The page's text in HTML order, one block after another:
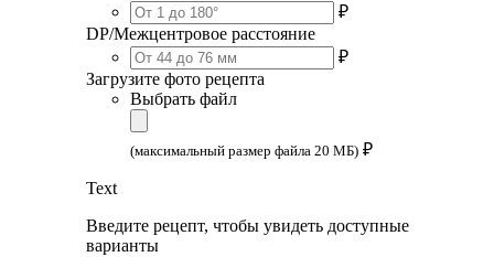
₽
DP/Межцентровое расстояние
₽
Загрузите фото рецепта
Выбрать файл
(максимальный размер файла 20 МБ) ₽
Text
Введите рецепт, чтобы увидеть доступные
варианты